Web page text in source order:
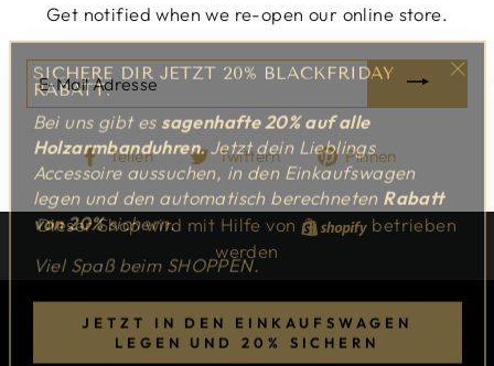
Get notified when we re-open our online store.
E-
MAIL
ADRESSE
Teilen
Auf
Facebook
teilen
Twittern
Auf
Twitter
twittern
Pinnen
Pinterest
pinnen
Dieser Shop wird mit Hilfe von
Shopify
betrieben
werden
SICHERE DIR JETZT 20% BLACKFRIDAY
RABATT.
Bei uns gibt essagenhafte 20% auf alle
Holzarmbanduhren.Jetzt dein Lieblings
Accessoire aussuchen, in den Einkaufswagen
legen und den automatisch berechnetenRabatt
von 20%sichern.
Viel Spaß beim SHOPPEN.
LEGEN UND 20% SICHERN